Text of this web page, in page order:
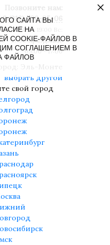
8 (916) 430-85-06
09:00 - 19:00 Вс:
- 17:00 Праздники:
09:00 - 17:00
выбрать другой
свой город
САЙТА ВЫ
НА
COOKIE-ФАЙЛОВ В
СОГЛАШЕНИЕМ В
ФАЙЛОВ
×